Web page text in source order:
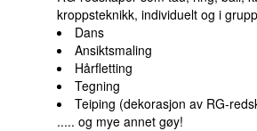
kroppsteknikk, individuelt og i
Dans
Ansiktsmaling
Hårfletting
Tegning
Teiping (dekorasjon av RG-
..... og mye annet gøy!